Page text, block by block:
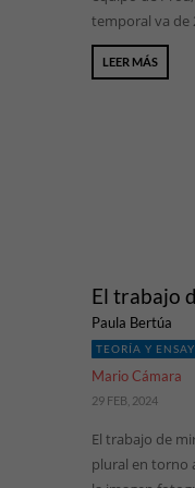
temporal va de
LEER MÁS
El trabajo
Paula Bertúa
TEORÍA Y
Mario Cámara
29 FEB, 2024
El trabajo de
plural en torno